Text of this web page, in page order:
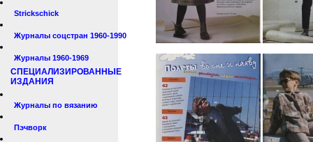
Strickschick
Журналы соцстран 1960-1990
Журналы 1960-1969
СПЕЦИАЛИЗИРОВАННЫЕ
ИЗДАНИЯ
Журналы по вязанию
Пэчворк